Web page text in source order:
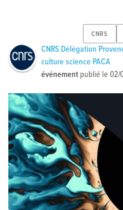
CNRS
CNRS Délégation
culture science PACA
événement publié le02/